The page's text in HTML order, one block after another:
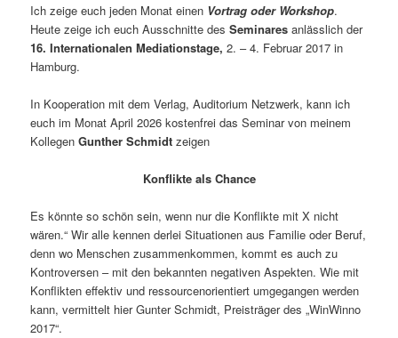
Ich zeige euch jeden Monat einen Vortrag oder Workshop.
Heute zeige ich euch Ausschnitte desSeminaresanlässlich der
16. Internationalen Mediationstage, 2. – 4. Februar 2017 in
Hamburg.
In Kooperation mit dem Verlag, Auditorium Netzwerk, kann ich
euch im Monat April 2026 kostenfrei das Seminar von meinem
KollegenGunther Schmidtzeigen
Konflikte als Chance
Es könnte so schön sein, wenn nur die Konflikte mit X nicht
wären.“ Wir alle kennen derlei Situationen aus Familie oder Beruf,
denn wo Menschen zusammenkommen, kommt es auch zu
Kontroversen – mit den bekannten negativen Aspekten. Wie mit
Konflikten effektiv und ressourcenorientiert umgegangen werden
kann, vermittelt hier Gunter Schmidt, Preisträger des „WinWinno
2017“.